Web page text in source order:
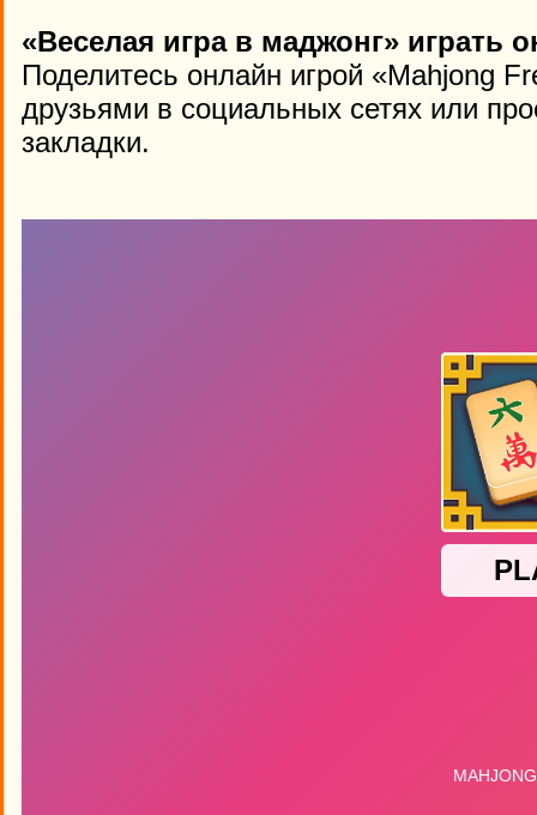
«Веселая игра в маджонг» играть
Поделитесь онлайн игрой «Mahjong
друзьями в социальных сетях или
закладки.